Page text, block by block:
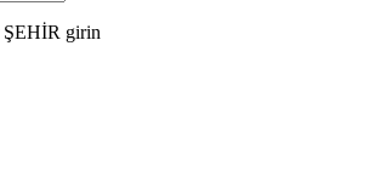
ŞEHİR girin